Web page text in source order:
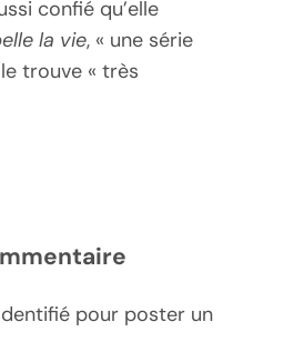
confié qu’elle
la vie, « une série
trouve « très
pour poster un